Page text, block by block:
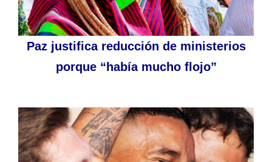
Paz justifica reducción de ministerios
porque “había mucho flojo”